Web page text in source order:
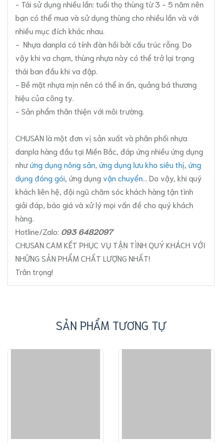
- Tái sử dụng nhiều lần: tuổi thọ thùng từ 3 - 5 năm nên
bạn có thể mua và sử dụng thùng cho nhiều lần và với
nhiều mục đích khác nhau.
- Nhựa danpla có tính đàn hồi bởi cấu trúc rỗng. Do
vậy khi va chạm, thùng nhựa này có thể trở lại trạng
thái ban đầu khi va đập.
- Bề mặt nhựa mịn nên có thể in ấn, quảng bá thương
hiệu của công ty.
- Sản phẩm thân thiện với môi trường.
CHUSAN là một đơn vị sản xuất và phân phối nhựa
danpla hàng đầu tại Miền Bắc, đáp ứng nhiều ứng dụng
nhưứng dụng nông sản ứng dụng lưu kho siêu thị ứng
dụng đóng gói , ứng dụng vận chuyển ... Do vậy, khi quý
khách liên hệ, đội ngũ chăm sóc khách hàng tận tình
giải đáp, báo giá và xử lý mọi vấn đề cho quý khách
hàng.
Hotline/Zalo: 093 6482097
CHUSAN CAM KẾT PHỤC VỤ TẬN TÌNH QUÝ KHÁCH VỚI
NHỮNG SẢN PHẨM CHẤT LƯỢNG NHẤT!
Trân trọng!
SẢN PHẨM TƯƠNG TỰ